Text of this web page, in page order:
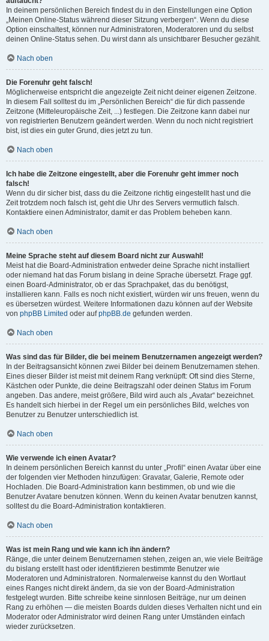
In deinem persönlichen Bereich findest du in den Einstellungen eine Option
„Meinen Online-Status während dieser Sitzung verbergen“. Wenn du diese
Option einschaltest, können nur Administratoren, Moderatoren und du selbst
deinen Online-Status sehen. Du wirst dann als unsichtbarer Besucher gezählt.
Nach oben
Die Forenuhr geht falsch!
Möglicherweise entspricht die angezeigte Zeit nicht deiner eigenen Zeitzone.
In diesem Fall solltest du im „Persönlichen Bereich“ die für dich passende
Zeitzone (Mitteleuropäische Zeit, ...) festlegen. Die Zeitzone kann dabei nur
von registrierten Benutzern geändert werden. Wenn du noch nicht registriert
bist, ist dies ein guter Grund, dies jetzt zu tun.
Nach oben
Ich habe die Zeitzone eingestellt, aber die Forenuhr geht immer noch
falsch!
Wenn du dir sicher bist, dass du die Zeitzone richtig eingestellt hast und die
Zeit trotzdem noch falsch ist, geht die Uhr des Servers vermutlich falsch.
Kontaktiere einen Administrator, damit er das Problem beheben kann.
Nach oben
Meine Sprache steht auf diesem Board nicht zur Auswahl!
Meist hat die Board-Administration entweder deine Sprache nicht installiert
oder niemand hat das Forum bislang in deine Sprache übersetzt. Frage ggf.
einen Board-Administrator, ob er das Sprachpaket, das du benötigst,
installieren kann. Falls es noch nicht existiert, würden wir uns freuen, wenn du
es übersetzen würdest. Weitere Informationen dazu können auf der Website
von phpBB Limited oder aufphpBB.de gefunden werden.
Nach oben
Was sind das für Bilder, die bei meinem Benutzernamen angezeigt werden?
In der Beitragsansicht können zwei Bilder bei deinem Benutzernamen stehen.
Eines dieser Bilder ist meist mit deinem Rang verknüpft: Oft sind dies Sterne,
Kästchen oder Punkte, die deine Beitragszahl oder deinen Status im Forum
angeben. Das andere, meist größere, Bild wird auch als „Avatar“ bezeichnet.
Es handelt sich hierbei in der Regel um ein persönliches Bild, welches von
Benutzer zu Benutzer unterschiedlich ist.
Nach oben
Wie verwende ich einen Avatar?
In deinem persönlichen Bereich kannst du unter „Profil“ einen Avatar über eine
der folgenden vier Methoden hinzufügen: Gravatar, Galerie, Remote oder
Hochladen. Die Board-Administration kann bestimmen, ob und wie die
Benutzer Avatare benutzen können. Wenn du keinen Avatar benutzen kannst,
solltest du die Board-Administration kontaktieren.
Nach oben
Was ist mein Rang und wie kann ich ihn ändern?
Ränge, die unter deinem Benutzernamen stehen, zeigen an, wie viele Beiträge
du bislang erstellt hast oder identifizieren bestimmte Benutzer wie
Moderatoren und Administratoren. Normalerweise kannst du den Wortlaut
eines Ranges nicht direkt ändern, da sie von der Board-Administration
festgelegt wurden. Bitte schreibe keine sinnlosen Beiträge, nur um deinen
Rang zu erhöhen — die meisten Boards dulden dieses Verhalten nicht und ein
Moderator oder Administrator wird deinen Rang unter Umständen einfach
wieder zurücksetzen.